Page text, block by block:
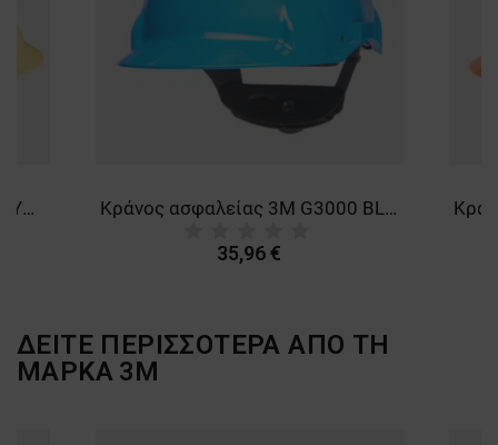
Κράνος ασφαλείας 3M G30О1 YELLOW Κράνος ασφαλείας 3M G3000 BLUE
35,96 €
ΔΕΙΤΕ ΠΕΡΙΣΣΟΤΕΡΑ ΑΠΟ ΤΗ
ΜΑΡΚΑ 3M